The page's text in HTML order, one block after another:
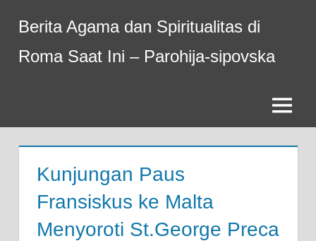
content
Berita Agama dan Spiritualitas di
Roma Saat Ini – Parohija-sipovska
Menu
Kunjungan Paus
Fransiskus ke Malta
Menyoroti St.George Preca